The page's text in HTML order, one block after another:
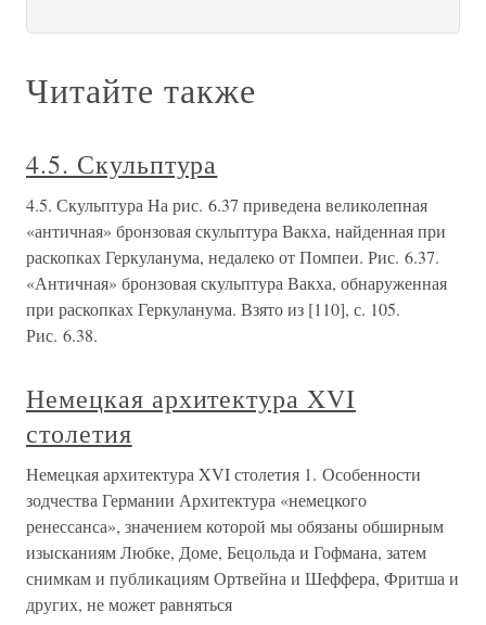
Читайте также
4.5. Скульптура
4.5. Скульптура На рис. 6.37 приведена великолепная
«античная» бронзовая скульптура Вакха, найденная при
раскопках Геркуланума, недалеко от Помпеи. Рис. 6.37.
«Античная» бронзовая скульптура Вакха, обнаруженная
при раскопках Геркуланума. Взято из [110], с. 105.
Рис. 6.38.
Немецкая архитектура XVI
столетия
Немецкая архитектура XVI столетия 1. Особенности
зодчества Германии Архитектура «немецкого
ренессанса», значением которой мы обязаны обширным
изысканиям Любке, Доме, Бецольда и Гофмана, затем
снимкам и публикациям Ортвейна и Шеффера, Фритша и
других, не может равняться